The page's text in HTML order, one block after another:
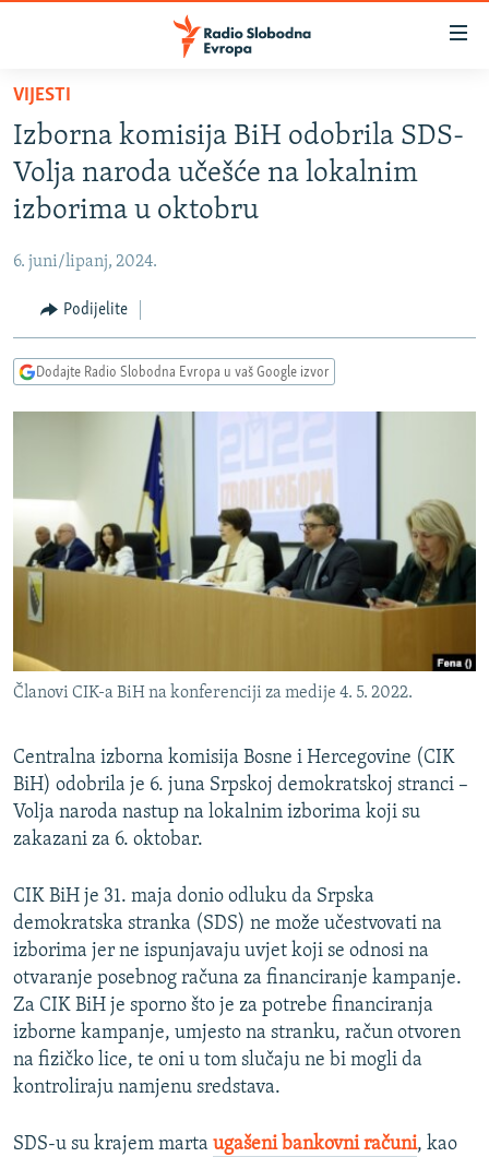
Pređite
glavni
sadržaj
Pređite
na
glavnu
navigaciju
Pređite
na
pretragu
VIJESTI
BOSNA I HERCEGOVINA
SRBIJA
CRNA GORA
VIZUELNO
RAT U UKRAJINI
KINA NA BALKANU
RSE PRIČE IZ SVIJETA
ISPRIČAJ MI
DNEVNO@RSE
SPECIJALI RSE
VIŠE OD NASLOVA
GENOCID U SREBRENICI
TV LIBERTY
POST SCRIPTUM
MOJA EVROPA
SVE KARTE DEJTONA
NASTANAK I RASPAD JUGOSLAVIJE
Sve RFE/RL stranice
VIJESTI
Izborna komisija BiH odobrila SDS-
Volja naroda učešće na lokalnim
izborima u oktobru
6. juni/lipanj, 2024.
Podijelite
Dodajte Radio Slobodna Evropa u vaš Google izvor
Članovi CIK-a BiH na konferenciji za medije 4. 5. 2022.
Centralna izborna komisija Bosne i Hercegovine (CIK
BiH) odobrila je 6. juna Srpskoj demokratskoj stranci –
Volja naroda nastup na lokalnim izborima koji su
zakazani za 6. oktobar.
CIK BiH je 31. maja donio odluku da Srpska
demokratska stranka (SDS) ne može učestvovati na
izborima jer ne ispunjavaju uvjet koji se odnosi na
otvaranje posebnog računa za financiranje kampanje.
Za CIK BiH je sporno što je za potrebe financiranja
izborne kampanje, umjesto na stranku, račun otvoren
na fizičko lice, te oni u tom slučaju ne bi mogli da
kontroliraju namjenu sredstava.
SDS-u su krajem marta ugašeni bankovni računi, kao